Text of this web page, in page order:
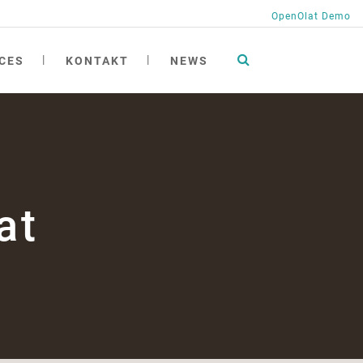
OpenOlat Demo
KONTAKT NEWS